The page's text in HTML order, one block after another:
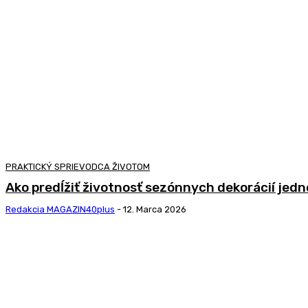
PRAKTICKÝ SPRIEVODCA ŽIVOTOM
Ako predĺžiť životnosť sezónnych dekorácií
Redakcia MAGAZIN40plus - 12. Marca 2026